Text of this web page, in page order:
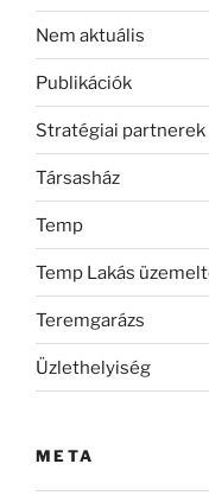
Nem aktuális
Publikációk
Stratégiai partnerek
Társasház
Temp
Temp Lakás
Teremgarázs
Üzlethelyiség
META